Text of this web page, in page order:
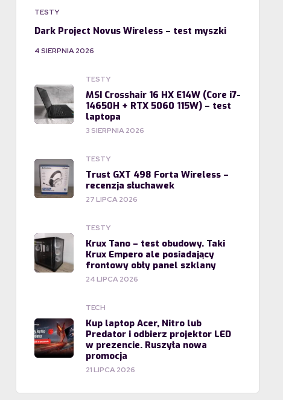
TESTY
Dark Project Novus Wireless – test myszki
4 SIERPNIA 2026
TESTY
MSI Crosshair 16 HX E14W (Core i7-
14650H + RTX 5060 115W) – test
laptopa
3 SIERPNIA 2026
TESTY
Trust GXT 498 Forta Wireless –
recenzja słuchawek
27 LIPCA 2026
TESTY
Krux Tano – test obudowy. Taki
Krux Empero ale posiadający
frontowy obły panel szklany
24 LIPCA 2026
TECH
Kup laptop Acer, Nitro lub
Predator i odbierz projektor LED
w prezencie. Ruszyła nowa
promocja
21 LIPCA 2026